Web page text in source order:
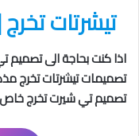
تيشرتات
اذا كنت بحاجة الى
تصميمات تيشرتات تخرج
تصميم تي شيرت تخرج خاص